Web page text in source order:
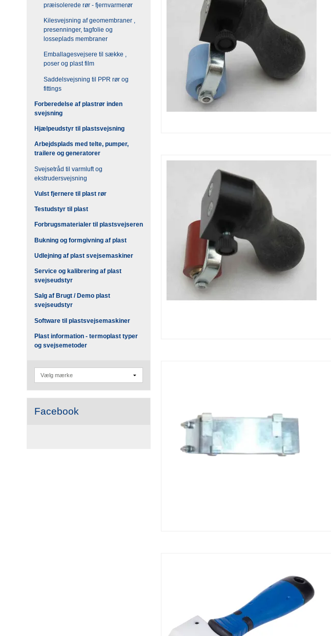
præisolerede rør - fjernvarmerør
Kilesvejsning af geomembraner ,
presenninger, tagfolie og
losseplads membraner
Emballagesvejsere til sække ,
poser og plast film
Saddelsvejsning til PPR rør og
fittings
Forberedelse af plastrør inden
svejsning
Hjælpeudstyr til plastsvejsning
Arbejdsplads med telte, pumper,
trailere og generatorer
Svejsetråd til varmluft og
ekstrudersvejsning
Vulst fjernere til plast rør
Testudstyr til plast
Forbrugsmaterialer til plastsvejseren
Bukning og formgivning af plast
Udlejning af plast svejsemaskiner
Service og kalibrering af plast
svejseudstyr
Salg af Brugt / Demo plast
svejseudstyr
Software til plastsvejsemaskiner
Plast information - termoplast typer
og svejsemetoder
Facebook